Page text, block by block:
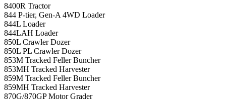
8400R Tractor
844 P-tier, Gen-A 4WD Loader
844L Loader
844LAH Loader
850L Crawler Dozer
850L PL Crawler Dozer
853M Tracked Feller Buncher
853MH Tracked Harvester
859M Tracked Feller Buncher
859MH Tracked Harvester
870G/870GP Motor Grader